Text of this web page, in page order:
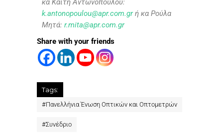
k.antonopoulou@apr.com.grή κα Ρούλα
Μητά: r.mita@apr.com.gr
Share with your friends
Tags:
#Πανελλήνια Ένωση Οπτικών και Οπτομετρών
#Συνέδριο